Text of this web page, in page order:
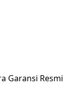
Garansi Resmi